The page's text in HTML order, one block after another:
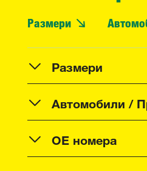
Размери
Размери
Автомобили /
OE номера